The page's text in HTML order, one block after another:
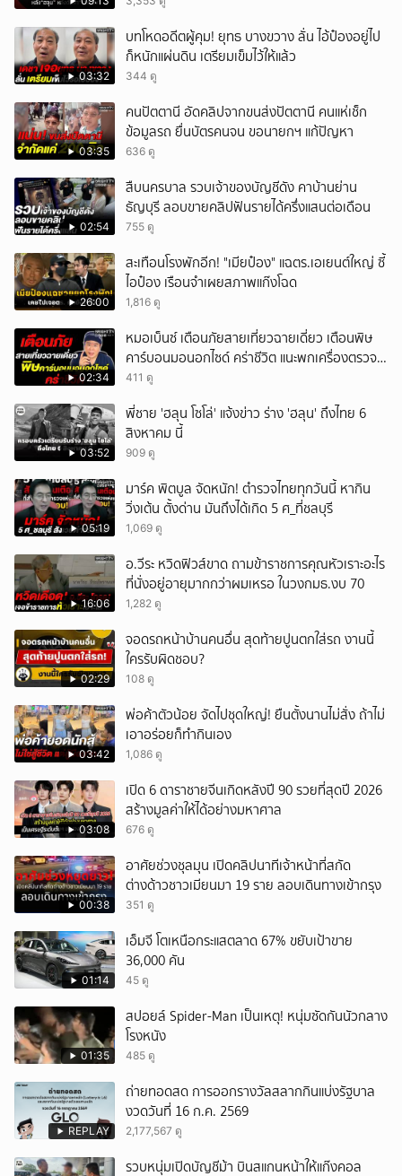
03:32
บทโหดอดีตผู้คุม! ยุทธ บางขวาง ลั่น ไอ้ป๋องอยู่ไป
ก็หนักแผ่นดิน เตรียมเข็มไว้ให้แล้ว
344 ดู
03:35
คนปัตตานี อัดคลิปจากขนส่งปัตตานี คนแห่เช็ก
ข้อมูลรถ ยื่นบัตรคนจน ขอนายกฯ แก้ปัญหา
636 ดู
02:54
สืบนครบาล รวบเจ้าของบัญชีดัง คาบ้านย่าน
ธัญบุรี ลอบขายคลิปฟันรายได้ครึ่งแสนต่อเดือน
755 ดู
26:00
สะเทือนโรงพักอีก! "เมียป๋อง" แฉตร.เอเยนต์ใหญ่ ซี้
ไอป๋อง เรือนจำเผยสภาพแก๊งโฉด
1,816 ดู
02:34
หมอเบ็นซ์ เตือนภัยสายเที่ยวฉายเดี่ยว เตือนพิษ
คาร์บอนมอนอกไซด์ คร่าชีวิต แนะพกเครื่องตรวจ
วัดติดตัว
411 ดู
03:52
พี่ชาย 'ฮลุน โซโล่' แจ้งข่าว ร่าง 'ฮลุน' ถึงไทย 6
สิงหาคม นี้
909 ดู
05:19
มาร์ค พิตบูล จัดหนัก! ตำรวจไทยทุกวันนี้ หากิน
วิ่งเต้น ตั้งด่าน มันถึงได้เกิด 5 ศ_ที่ชลบุรี
1,069 ดู
16:06
อ.วีระ หวิดฟิวส์ขาด ถามข้าราชการคุณหัวเราะอะไร
ที่นั่งอยู่อายุมากกว่าผมเหรอ ในวงกมธ.งบ 70
1,282 ดู
02:29
จอดรถหน้าบ้านคนอื่น สุดท้ายปูนตกใส่รถ งานนี้
ใครรับผิดชอบ?
108 ดู
03:42
พ่อค้าตัวน้อย จัดไปชุดใหญ่! ยืนตั้งนานไม่สั่ง ถ้าไม่
เอาอร่อยก็ทำกินเอง
1,086 ดู
03:08
เปิด 6 ดาราชายจีนเกิดหลังปี 90 รวยที่สุดปี 2026
สร้างมูลค่าให้ได้อย่างมหาศาล
676 ดู
00:38
อาศัยช่วงชุลมุน เปิดคลิปนาทีเจ้าหน้าที่สกัด
ต่างด้าวชาวเมียนมา 19 ราย ลอบเดินทางเข้ากรุง
351 ดู
01:14
เอ็มจี โตเหนือกระแสตลาด 67% ขยับเป้าขาย
36,000 คัน
45 ดู
01:35
สปอยล์ Spider-Man เป็นเหตุ! หนุ่มซัดกันนัวกลาง
โรงหนัง
485 ดู
REPLAY
ถ่ายทอดสด การออกรางวัลสลากกินแบ่งรัฐบาล
งวดวันที่ 16 ก.ค. 2569
2,177,567 ดู
รวบหนุ่มเปิดบัญชีม้า บินสแกนหน้าให้แก๊งคอล